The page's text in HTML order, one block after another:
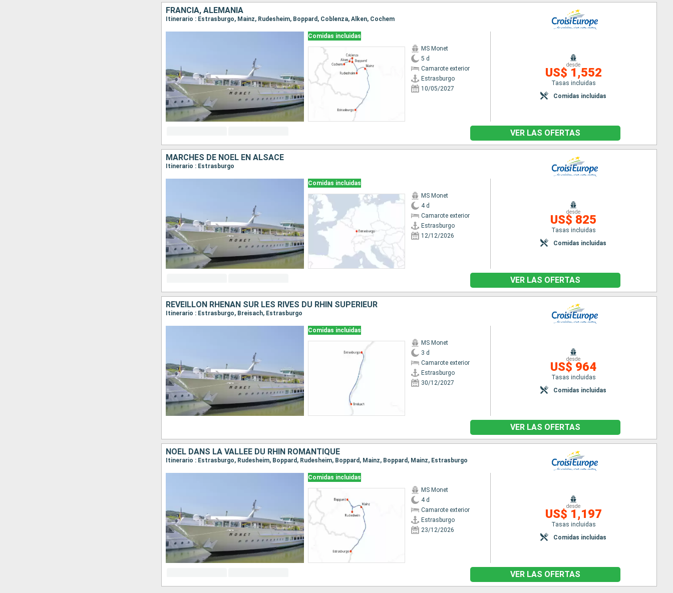
FRANCIA, ALEMANIA
Itinerario : Estrasburgo, Mainz, Rudesheim, Boppard, Coblenza, Alken, Cochem
Comidas incluidas
MS Monet
5 d
Camarote exterior
Estrasburgo
10/05/2027
desde
US$ 1,552
Tasas incluidas
Comidas incluidas
VER LAS OFERTAS
MARCHÉS DE NOËL EN ALSACE
Itinerario : Estrasburgo
Comidas incluidas
MS Monet
4 d
Camarote exterior
Estrasburgo
12/12/2026
desde
US$ 825
Tasas incluidas
Comidas incluidas
VER LAS OFERTAS
RÉVEILLON RHÉNAN SUR LES RIVES DU RHIN SUPÉRIEUR
Itinerario : Estrasburgo, Breisach, Estrasburgo
Comidas incluidas
MS Monet
3 d
Camarote exterior
Estrasburgo
30/12/2027
desde
US$ 964
Tasas incluidas
Comidas incluidas
VER LAS OFERTAS
NOËL DANS LA VALLÉE DU RHIN ROMANTIQUE
Itinerario : Estrasburgo, Rudesheim, Boppard, Rudesheim, Boppard, Mainz, Boppard, Mainz, Estrasburgo
Comidas incluidas
MS Monet
4 d
Camarote exterior
Estrasburgo
23/12/2026
desde
US$ 1,197
Tasas incluidas
Comidas incluidas
VER LAS OFERTAS